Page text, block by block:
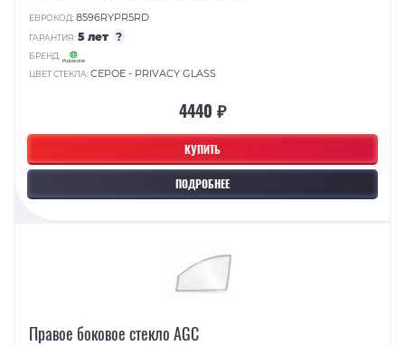
КУПИТЬ
ПОДРОБНЕЕ
ЕВРОКОД:8596RYPR5RD
ГАРАНТИЯ:5 лет ?
БРЕНД:
ЦВЕТ СТЕКЛА:СЕРОЕ - PRIVACY GLASS
4440 ₽
Правое боковое стекло AGC